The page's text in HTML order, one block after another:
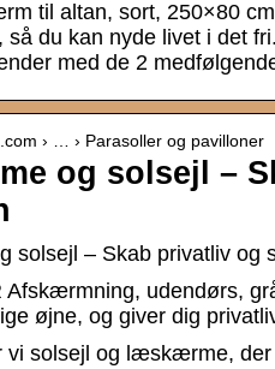
til altan, sort, 250×80
du kan nyde livet i det
med de 2
› … › Parasoller og pavilloner
og solsejl –
solsejl – Skab privatliv og
Afskærmning, udendørs,
øjne, og giver dig
vi solsejl og læskærme,